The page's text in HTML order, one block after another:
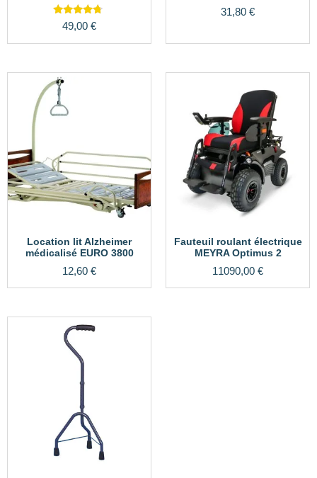
Note
4.50
sur 5
49,00 €
31,80 €
Location lit Alzheimer
médicalisé EURO 3800
12,60 €
Fauteuil roulant électrique
MEYRA Optimus 2
11090,00 €